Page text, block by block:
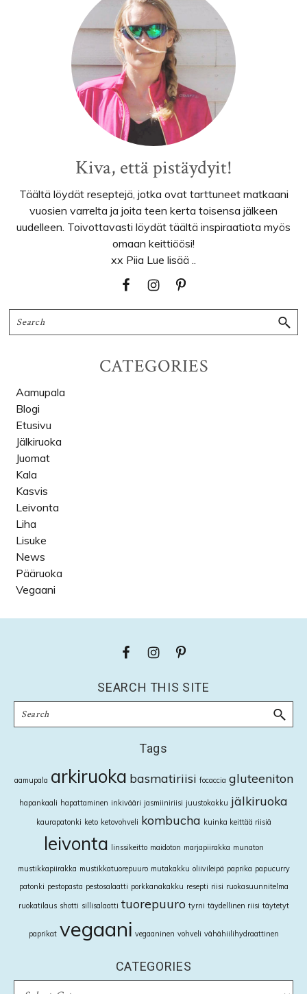
Kiva, että pistäydyit!
Täältä löydät reseptejä, jotka ovat tarttuneet matkaani
vuosien varrelta ja joita teen kerta toisensa jälkeen
uudelleen. Toivottavasti löydät täältä inspiraatiota myös
omaan keittiöösi!
xx Piia Lue lisää ..
Search
CATEGORIES
Aamupala
Blogi
Etusivu
Jälkiruoka
Juomat
Kala
Kasvis
Leivonta
Liha
Lisuke
News
Pääruoka
Vegaani
SEARCH THIS SITE
Search
Tags
aamupala arkiruoka basmatiriisi focaccia gluteeniton
hapankaali hapattaminen inkivääri jasmiiniriisi juustokakku jälkiruoka
kaurapatonki keto ketovohveli kombucha kuinka keittää riisiä
leivonta linssikeitto maidoton marjapiirakka munaton
mustikkapiirakka mustikkatuorepuuro mutakakku oliivileipä paprika papucurry
patonki pestopasta pestosalaatti porkkanakakku resepti riisi ruokasuunnitelma
ruokatilaus shotti sillisalaatti tuorepuuro tyrni täydellinen riisi täytetyt
paprikat vegaani vegaaninen vohveli vähähiilihydraattinen
CATEGORIES
CATEGORIES